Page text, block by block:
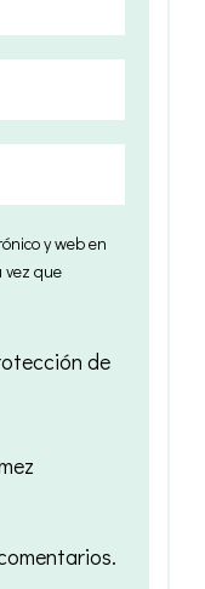
y web en
vez que
de